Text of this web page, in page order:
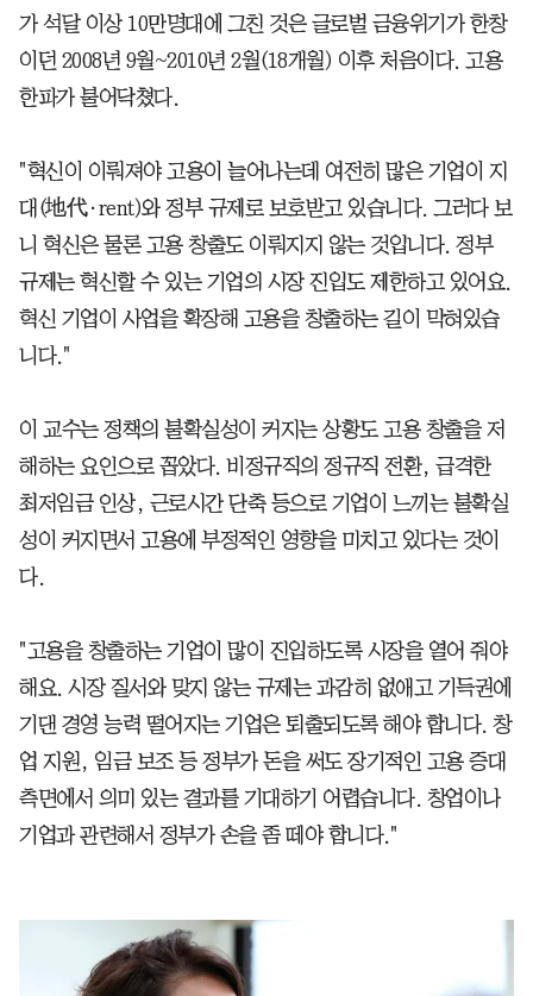
가 석달 이상 10만명대에 그친 것은 글로벌 금융위기가 한창
이던 2008년 9월~2010년 2월(18개월) 이후 처음이다. 고용
한파가 불어닥쳤다.
"혁신이 이뤄져야 고용이 늘어나는데 여전히 많은 기업이 지
대(地代·rent)와 정부 규제로 보호받고 있습니다. 그러다 보
니 혁신은 물론 고용 창출도 이뤄지지 않는 것입니다. 정부
규제는 혁신할 수 있는 기업의 시장 진입도 제한하고 있어요.
혁신 기업이 사업을 확장해 고용을 창출하는 길이 막혀있습
니다."
이 교수는 정책의 불확실성이 커지는 상황도 고용 창출을 저
해하는 요인으로 꼽았다. 비정규직의 정규직 전환, 급격한
최저임금 인상, 근로시간 단축 등으로 기업이 느끼는 불확실
성이 커지면서 고용에 부정적인 영향을 미치고 있다는 것이
다.
"고용을 창출하는 기업이 많이 진입하도록 시장을 열어 줘야
해요. 시장 질서와 맞지 않는 규제는 과감히 없애고 기득권에
기댄 경영 능력 떨어지는 기업은 퇴출되도록 해야 합니다. 창
업 지원, 임금 보조 등 정부가 돈을 써도 장기적인 고용 증대
측면에서 의미 있는 결과를 기대하기 어렵습니다. 창업이나
기업과 관련해서 정부가 손을 좀 떼야 합니다."